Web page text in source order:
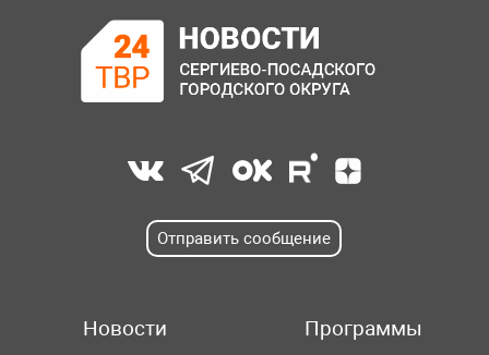
Отправить сообщение
Новости
Программы